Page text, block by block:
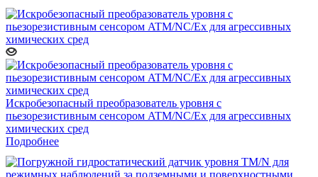
Искробезопасный преобразователь уровня с
пьезорезистивным сенсором ATM/NC/Ex для агрессивных
химических сред
Подробнее